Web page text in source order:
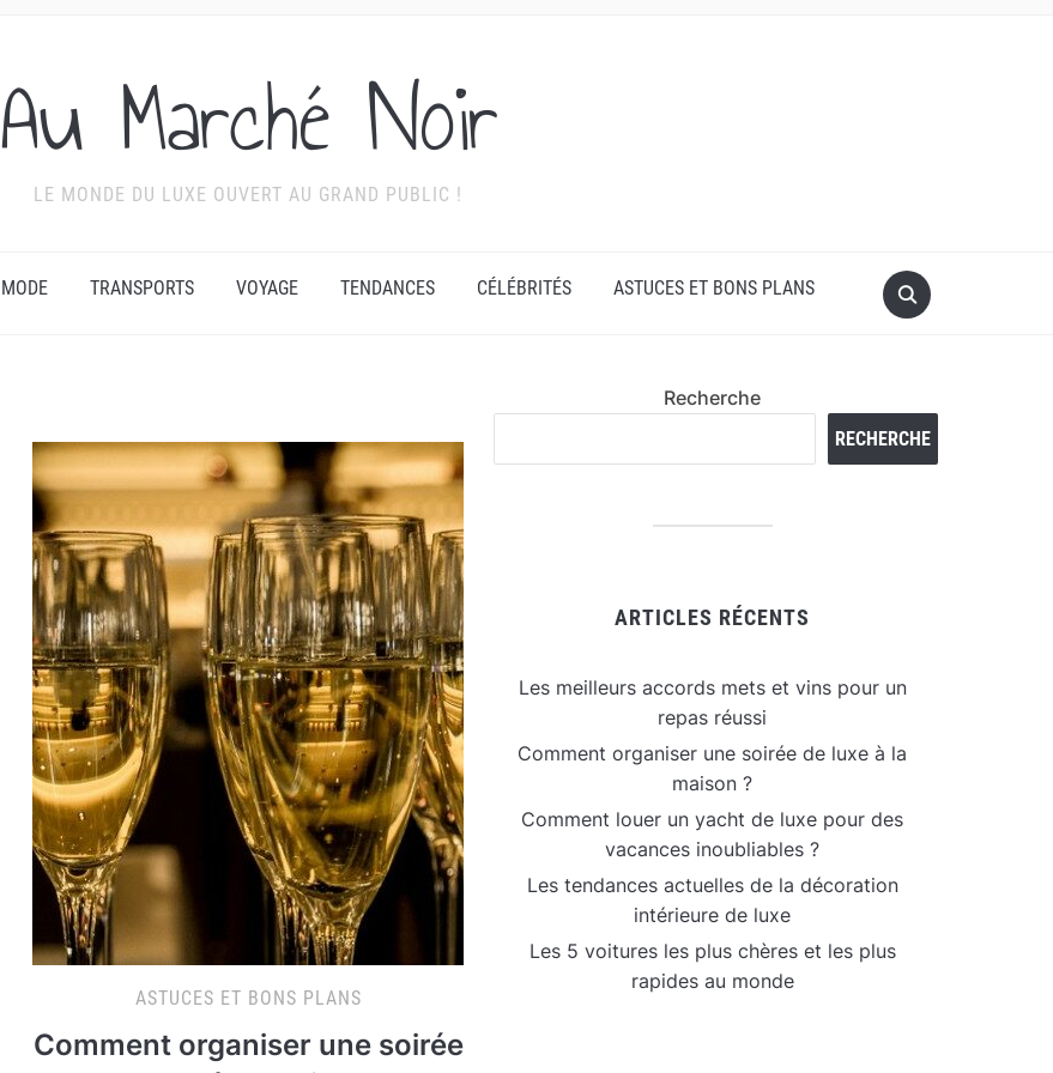
Au Marché Noir
LE MONDE DU LUXE OUVERT AU GRAND PUBLIC !
MODE TRANSPORTS VOYAGE TENDANCES CÉLÉBRITÉS ASTUCES ET BONS PLANS
ASTUCES ET BONS PLANS
Comment organiser une soirée
Recherche
RECHERCHE
ARTICLES RÉCENTS
Les meilleurs accords mets et vins pour un
repas réussi
Comment organiser une soirée de luxe à la
maison ?
Comment louer un yacht de luxe pour des
vacances inoubliables ?
Les tendances actuelles de la décoration
intérieure de luxe
Les 5 voitures les plus chères et les plus
rapides au monde